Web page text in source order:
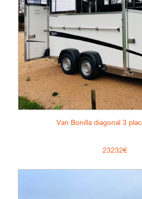
Van Bonilla diagonal 3
23232€